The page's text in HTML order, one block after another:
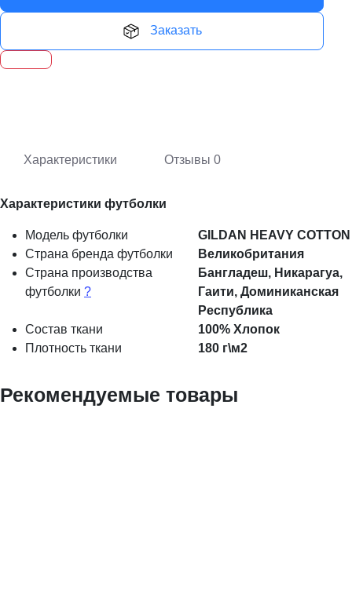
Заказать
Характеристики Отзывы 0
Характеристики футболки
Модель футболки
GILDAN HEAVY COTTON
Страна бренда футболки
Великобритания
Страна производства
футболки ?
Бангладеш, Никарагуа,
Гаити, Доминиканская
Республика
Состав ткани
100% Хлопок
Плотность ткани
180 г\м2
Рекомендуемые товары